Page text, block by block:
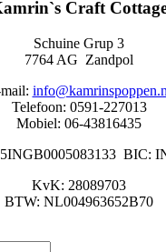
Craft
Schuine Grup 3
7764 AG Zandpol
Telefoon: 0591-227013
Mobiel: 06-43816435
BIC:
KvK: 28089703
BTW: NL004963652B70